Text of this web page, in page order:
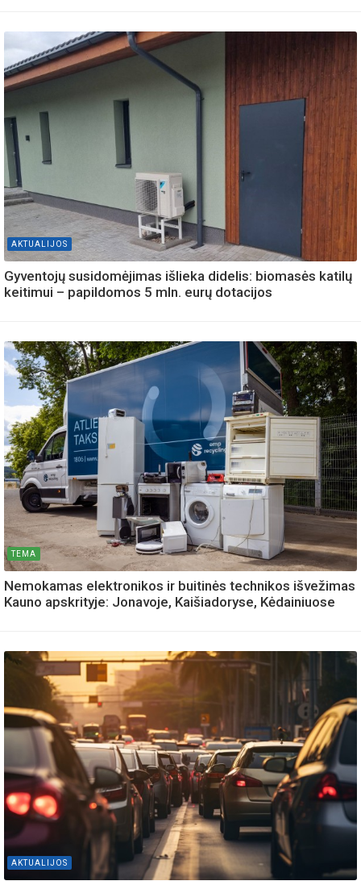
AKTUALIJOS
Gyventojų susidomėjimas išlieka didelis: biomasės katilų
keitimui – papildomos 5 mln. eurų dotacijos
TEMA
Nemokamas elektronikos ir buitinės technikos išvežimas
Kauno apskrityje: Jonavoje, Kaišiadoryse, Kėdainiuose
AKTUALIJOS